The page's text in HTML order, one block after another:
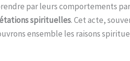
par leurs comportements
spirituelles. Cet acte,
ensemble les raisons